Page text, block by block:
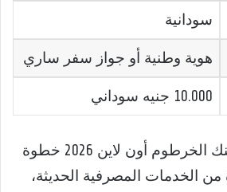
سودانية
هوية وطنية أو جواز سفر ساري
10.000 جنيه سوداني
ويمثل فتح حساب بنك الخرطوم أون لاين 2026 خطوة
من الخدمات المصرفية الحديثة،